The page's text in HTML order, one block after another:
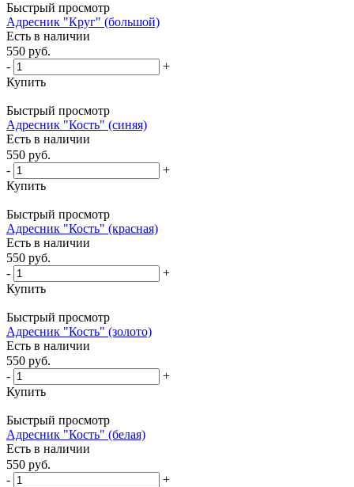
Быстрый просмотр
Адресник "Круг" (большой)
Есть в наличии
550 руб.
-
+
Купить
Быстрый просмотр
Адресник "Кость" (синяя)
Есть в наличии
550 руб.
-
+
Купить
Быстрый просмотр
Адресник "Кость" (красная)
Есть в наличии
550 руб.
-
+
Купить
Быстрый просмотр
Адресник "Кость" (золото)
Есть в наличии
550 руб.
-
+
Купить
Быстрый просмотр
Адресник "Кость" (белая)
Есть в наличии
550 руб.
-
+